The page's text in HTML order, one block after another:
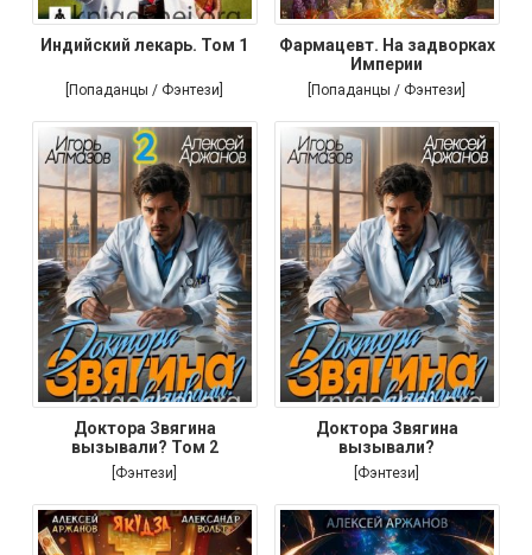
Индийский лекарь. Том 1
[Попаданцы / Фэнтези]
Фармацевт. На задворках
Империи
[Попаданцы / Фэнтези]
Доктора Звягина
вызывали? Том 2
[Фэнтези]
Доктора Звягина
вызывали?
[Фэнтези]